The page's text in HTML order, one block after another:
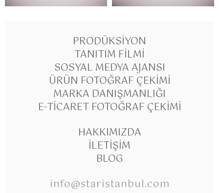
PRODÜKSIYON
TANITIM FILMI
SOSYAL MEDYA AJANSI
ÜRÜN FOTOĞRAF ÇEKIMI
MARKA DANIŞMANLIĞI
E-TICARET FOTOĞRAF ÇEKIMI
HAKKIMIZDA
İLETIŞIM
BLOG
info@staristanbul.com